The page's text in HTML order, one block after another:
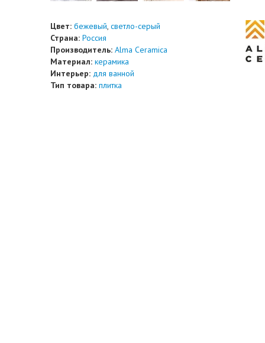
Цвет: бежевый, светло-серый
Страна: Россия
Производитель: Alma Ceramica
Материал: керамика
Интерьер: для ванной
Тип товара: плитка